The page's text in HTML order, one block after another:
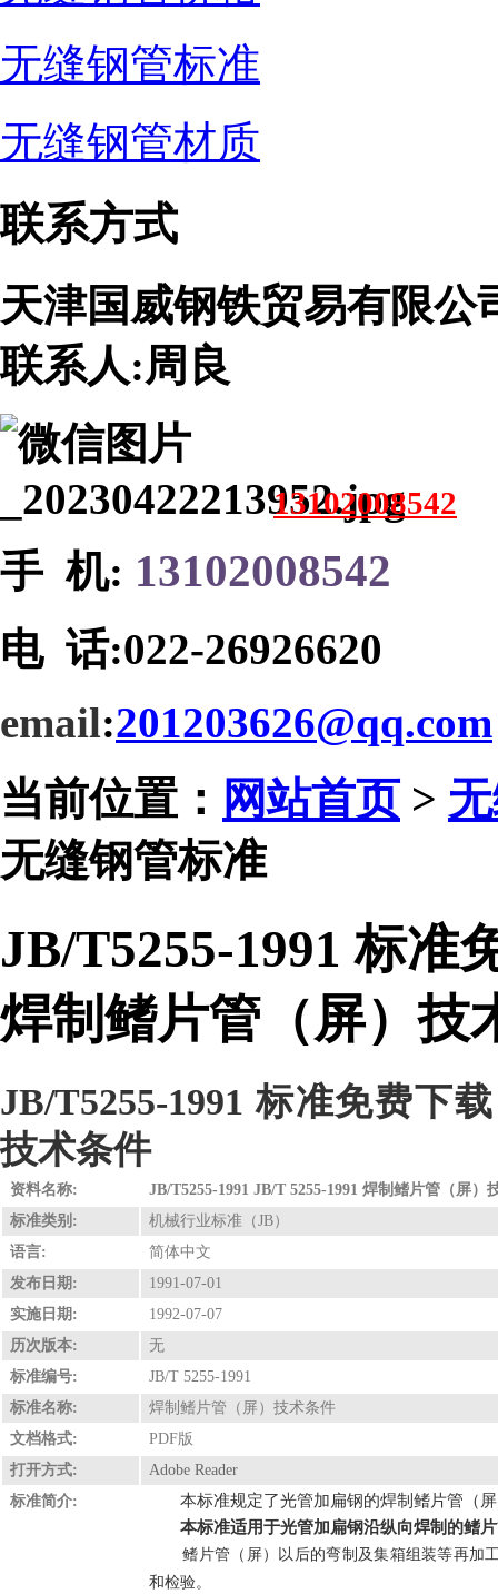
无缝钢管标准
无缝钢管材质
联系方式
天津国威钢铁贸易有限公
联系人:周良
13102008542
手 机: 13102008542
电 话:022-26926620
email:201203626@qq.com
当前位置： 网站首页>
无缝钢管标准
JB/T5255-1991 标准
焊制鳍片管（屏）技
JB/T5255-1991 标准免费下
技术条件
资料名称:
JB/T5255-1991 JB/T 5255-1991
标准类别:
机械行业标准（JB）
语言:
简体中文
发布日期:
1991-07-01
实施日期:
1992-07-07
历次版本:
无
标准编号:
JB/T 5255-1991
标准名称:
焊制鳍片管（屏）技术条件
文档格式:
PDF版
打开方式:
Adobe Reader
标准简介:
本标准规定了光管加扁钢的焊制鳍片管（屏
本标准适用于光管加扁钢沿纵向焊制的鳍
鳍片管（屏）以后的弯制及集箱组装等再加
和检验。